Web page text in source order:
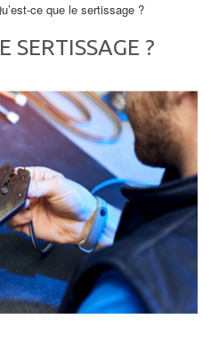
ce que le sertissage ?
SERTISSAGE ?